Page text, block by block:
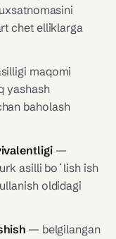
chet elliklarga
maqomi
yashash
baholash
—
asilli boʻlish ish
oldidagi
— belgilangan